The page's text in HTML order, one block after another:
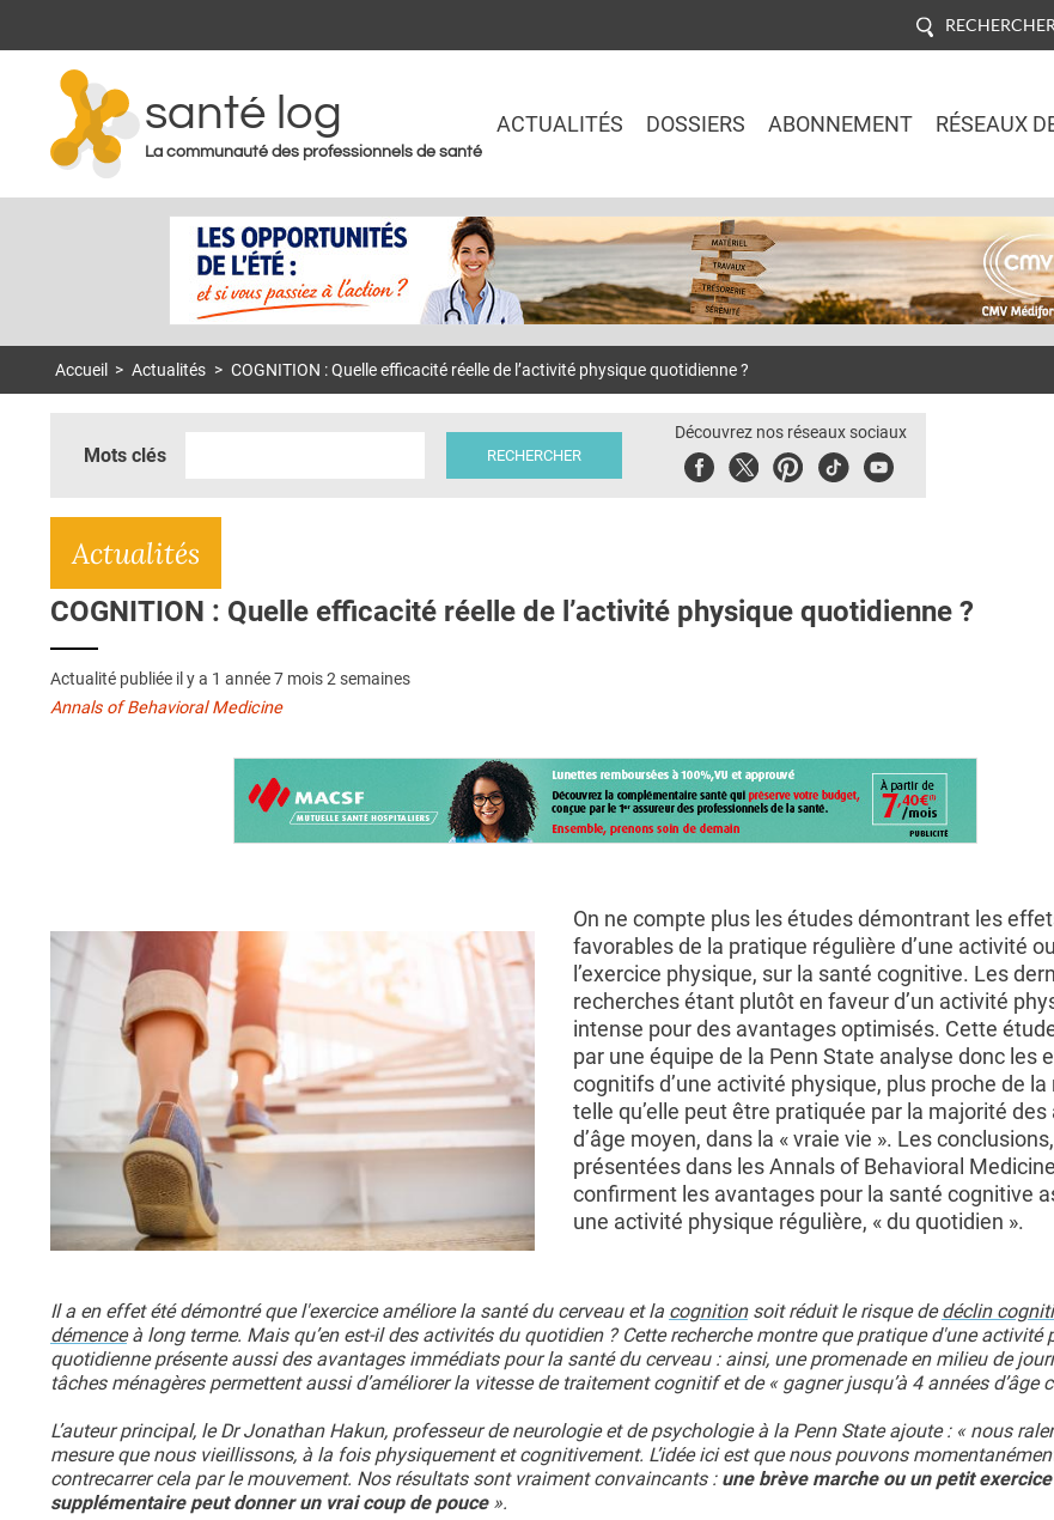
RECHERCHER
santé log
La communauté des professionnels de santé
ACTUALITÉS DOSSIERS ABONNEMENT RÉSEAUX
Accueil > Actualités > COGNITION : Quelle efficacité réelle de l’activité physique quotidienne ?
Mots clés
Découvrez nos réseaux sociaux
FacebookTwitterPinterest
TiktokYoubute
Actualités
COGNITION : Quelle efficacité réelle de l’activité physique quotidienne ?
Actualité publiée il y a 1 année 7 mois 2 semaines
Annals of Behavioral Medicine
On ne compte plus les études démontrant les
favorables de la pratique régulière d’une activité
l’exercice physique, sur la santé cognitive. Les
recherches étant plutôt en faveur d’un activité
intense pour des avantages optimisés. Cette
par une équipe de la Penn State analyse donc les
cognitifs d’une activité physique, plus proche de la
telle qu’elle peut être pratiquée par la majorité des
d’âge moyen, dans la « vraie vie ». Les conclusions,
présentées dans les Annals of Behavioral Medicine
confirment les avantages pour la santé cognitive
une activité physique régulière, « du quotidien ».
Il a en effet été démontré que l'exercice améliore la santé du cerveau et la cognitionsoit réduit le risque dedéclin
démenceà long terme. Mais qu’en est-il des activités du quotidien ? Cette recherche montre que pratique d'une activité
quotidienne présente aussi des avantages immédiats pour la santé du cerveau : ainsi, une promenade en milieu de
tâches ménagères permettent aussi d’améliorer la vitesse de traitement cognitif et de « gagner jusqu’à 4 années d’âge
L’auteur principal, le Dr Jonathan Hakun, professeur de neurologie et de psychologie à la Penn State ajoute : « nous
mesure que nous vieillissons, à la fois physiquement et cognitivement. L’idée ici est que nous pouvons
contrecarrer cela par le mouvement. Nos résultats sont vraiment convaincants : une brève marche ou un petit exercice
supplémentaire peut donner un vrai coup de pouce».